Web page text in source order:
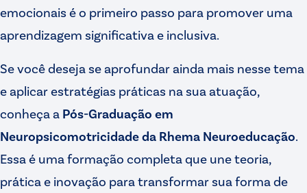
emocionais é o primeiro passo para promover uma
aprendizagem significativa e inclusiva.
Se você deseja se aprofundar ainda mais nesse tema
e aplicar estratégias práticas na sua atuação,
conheça a Pós-Graduação em
Neuropsicomotricidade da Rhema Neuroeducação.
Essa é uma formação completa que une teoria,
prática e inovação para transformar sua forma de